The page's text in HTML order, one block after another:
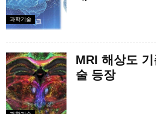
과학기술
MRI 해상도 기
술 등장